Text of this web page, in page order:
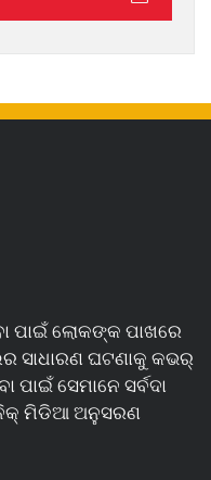
ପାଇଁ ଲୋକଙ୍କ ପାଖରେ
ସାଧାରଣ ଘଟଣାକୁ କଭର୍
ସେମାନେ ସର୍ବଦା
ମିଡିଆ ଅନୁସରଣ